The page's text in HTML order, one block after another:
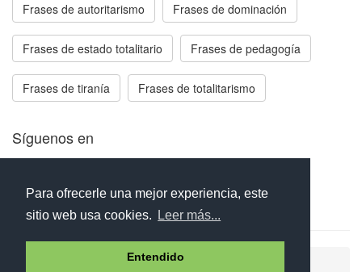
Para ofrecerle una mejor experiencia, este
sitio web usa cookies.
Leer más...
Entendido
Frases de autoritarismo Frases de dominación
Frases de estado totalitario Frases de pedagogía
Frases de tiranía Frases de totalitarismo
Síguenos en
Aviso legal